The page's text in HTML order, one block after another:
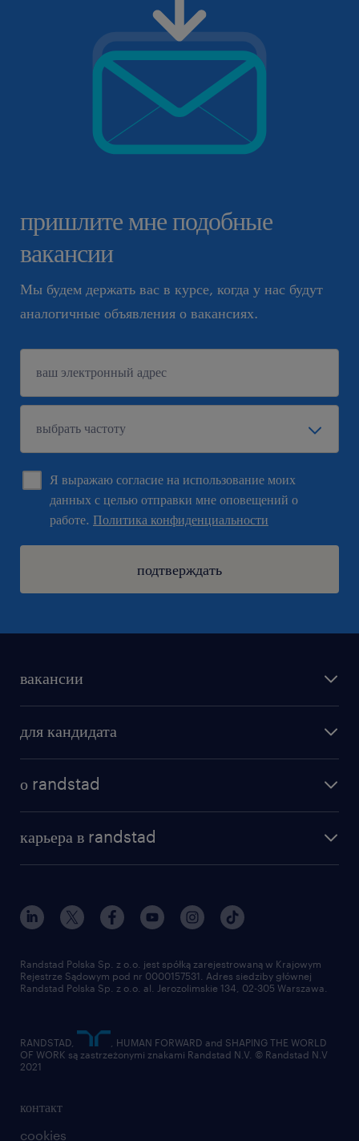
пришлите мне подобные
вакансии
Мы будем держать вас в курсе, когда у нас будут
аналогичные объявления о вакансиях.
Я выражаю согласие на использование моих
данных с целью отправки мне оповещений о
работе. Политика конфиденциальности
подтверждать
вакансии
бонусы для работников
для кандидата
о randstad
институт исследований randstad
для медиа
для поставщиков
карьера в randstad
наш мир
работа в randstad
отправить резюме
контакт
cookies
Randstad Polska Sp. z o.o. jest spółką zarejestrowaną w Krajowym
Rejestrze Sądowym pod nr 0000157531. Adres siedziby głównej
Randstad Polska Sp. z o.o. al. Jerozolimskie 134, 02-305 Warszawa.
RANDSTAD,
, HUMAN FORWARD and SHAPING THE WORLD
OF WORK są zastrzeżonymi znakami Randstad N.V. © Randstad N.V
2021